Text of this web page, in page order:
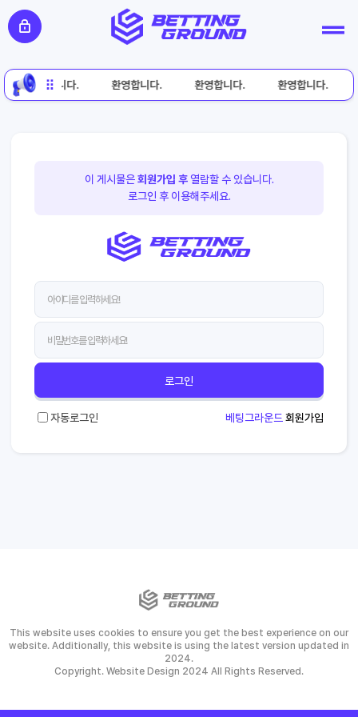
환영합니다. 환영합니다. 환영합니다. 환영합니다.
이 게시물은회원가입 후열람할 수 있습니다.
로그인 후 이용해주세요.
로그인
자동로그인 베팅그라운드 회원가입
This website uses cookies to ensure you get the best experience on our
website. Additionally, this website is using the latest version updated in
2024.
Copyright. Website Design 2024 All Rights Reserved.